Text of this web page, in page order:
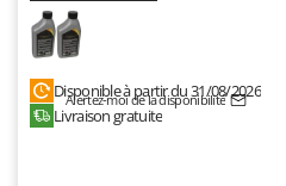
Olix
OMA
Omas
Ompagrill
Disponible à partir du 31/08/2026
Alertez-moi de la disponibilité
Livraison gratuite